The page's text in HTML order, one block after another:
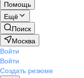
Помощь
Ещё
Поиск
Москва
Войти
Войти
Создать резюме